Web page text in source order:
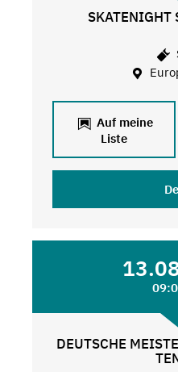
SKATENIGHT
Auf meine
Liste
DEUTSCHE